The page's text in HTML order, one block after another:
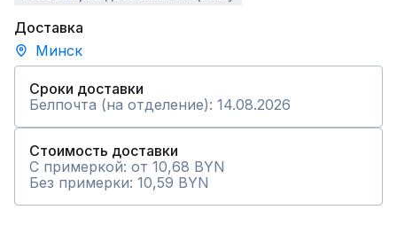
Доставка
Минск
Сроки доставки
Белпочта (на отделение): 14.08.2026
Стоимость доставки
С примеркой: от 10,68 BYN
Без примерки: 10,59 BYN